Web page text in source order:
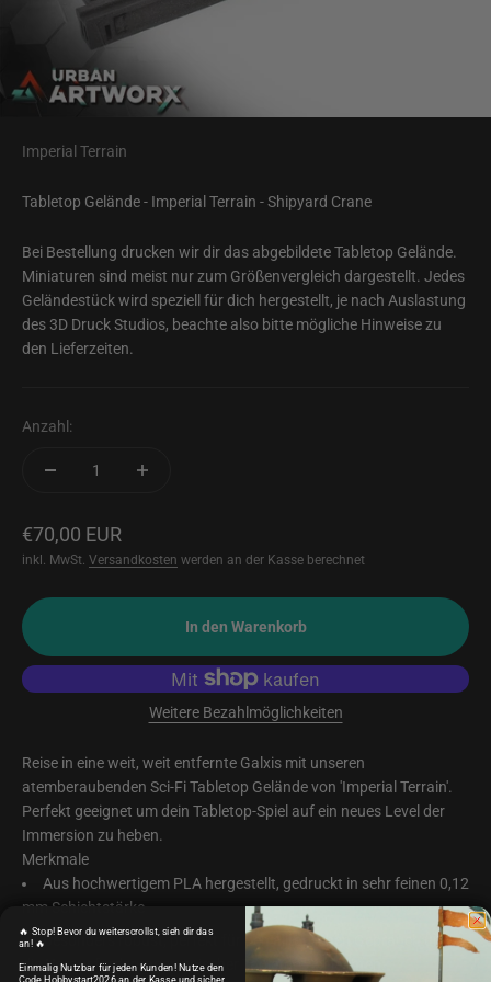
Imperial Terrain
Tabletop Gelände - Imperial Terrain - Shipyard Crane
Bei Bestellung drucken wir dir das abgebildete Tabletop Gelände.
Miniaturen sind meist nur zum Größenvergleich dargestellt. Jedes
Geländestück wird speziell für dich hergestellt, je nach Auslastung
des 3D Druck Studios, beachte also bitte mögliche Hinweise zu
den Lieferzeiten.
Anzahl:
Angebot
€70,00 EUR
inkl. MwSt. Versandkosten werden an der Kasse berechnet
In den Warenkorb
Weitere Bezahlmöglichkeiten
Reise in eine weit, weit entfernte Galxis mit unseren
atemberaubenden Sci-Fi Tabletop Gelände von 'Imperial Terrain'.
Perfekt geeignet um dein Tabletop-Spiel auf ein neues Level der
Immersion zu heben.
Merkmale
Aus hochwertigem PLA hergestellt, gedruckt in sehr feinen 0,12
mm Schichtstärke
Besonders robust, perfekt für den alltäglichen Gebrauch und
die Herausforderungen epischer Tabletop-Schlachten.
🔥 Stop! Bevor du weiterscrollst, sieh dir das
an! 🔥
Einmalig Nutzbar für jeden Kunden! Nutze den
Code Hobbystart2026 an der Kasse und sicher